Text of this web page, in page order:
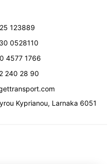
123889
0528110
4577 1766
240 28 90
Kyprianou, Larnaka 6051